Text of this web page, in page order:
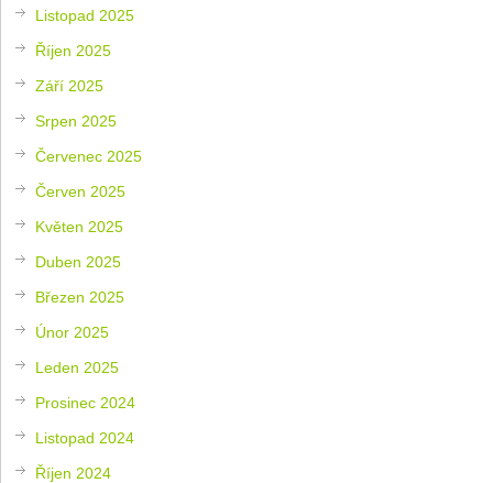
Listopad 2025
Říjen 2025
Září 2025
Srpen 2025
Červenec 2025
Červen 2025
Květen 2025
Duben 2025
Březen 2025
Únor 2025
Leden 2025
Prosinec 2024
Listopad 2024
Říjen 2024